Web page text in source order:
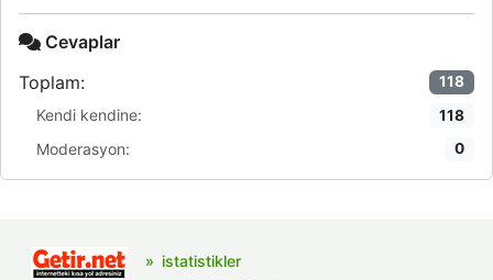
Cevaplar
Toplam:
118
Kendi kendine: 118
Moderasyon: 0
istatistikler